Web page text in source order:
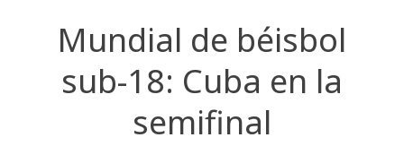
Mundial de béisbol
sub-18: Cuba en la
semifinal